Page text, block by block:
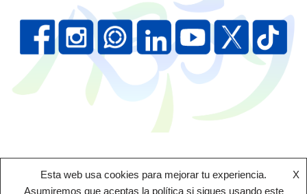
Esta web usa cookies para mejorar tu experiencia.
Asumiremos que aceptas la política si sigues usando este
X